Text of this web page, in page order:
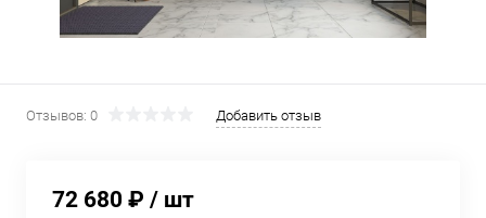
Отзывов: 0 Добавить отзыв
72 680 ₽ / шт